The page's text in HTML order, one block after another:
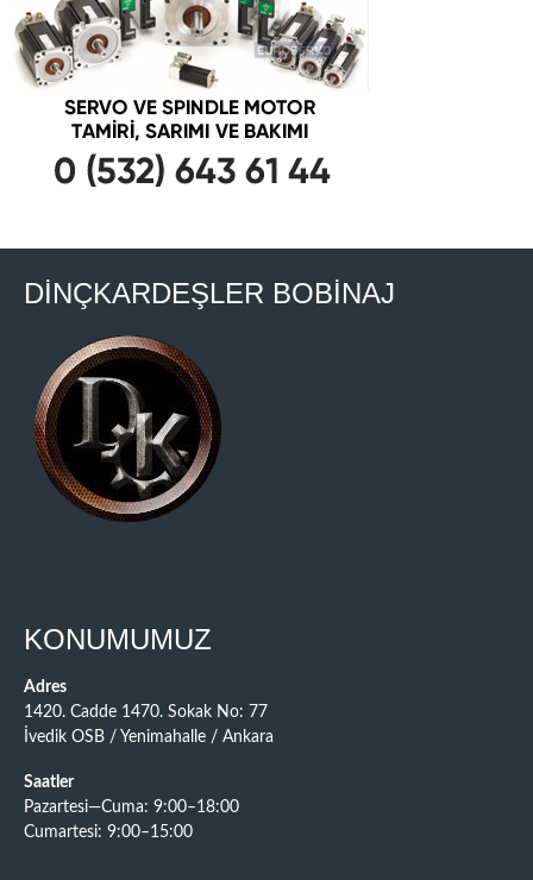
DİNÇKARDEŞLER BOBİNAJ
KONUMUMUZ
Adres
1420. Cadde 1470. Sokak No: 77
İvedik OSB / Yenimahalle / Ankara
Saatler
Pazartesi—Cuma: 9:00–18:00
Cumartesi: 9:00–15:00